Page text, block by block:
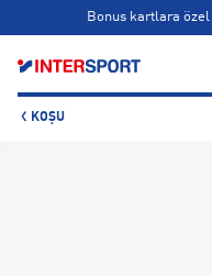
Bonus kartlara
KOŞU